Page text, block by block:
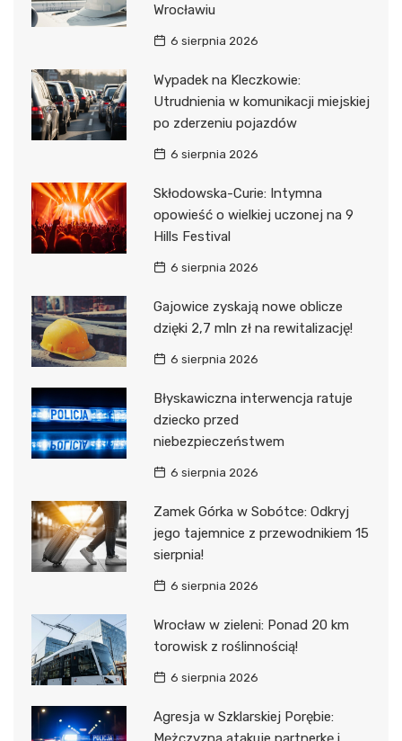
Wrocławiu
6 sierpnia 2026
Wypadek na Kleczkowie:
Utrudnienia w komunikacji miejskiej
po zderzeniu pojazdów
6 sierpnia 2026
Skłodowska-Curie: Intymna
opowieść o wielkiej uczonej na 9
Hills Festival
6 sierpnia 2026
Gajowice zyskają nowe oblicze
dzięki 2,7 mln zł na rewitalizację!
6 sierpnia 2026
Błyskawiczna interwencja ratuje
dziecko przed
niebezpieczeństwem
6 sierpnia 2026
Zamek Górka w Sobótce: Odkryj
jego tajemnice z przewodnikiem 15
sierpnia!
6 sierpnia 2026
Wrocław w zieleni: Ponad 20 km
torowisk z roślinnością!
6 sierpnia 2026
Agresja w Szklarskiej Porębie: